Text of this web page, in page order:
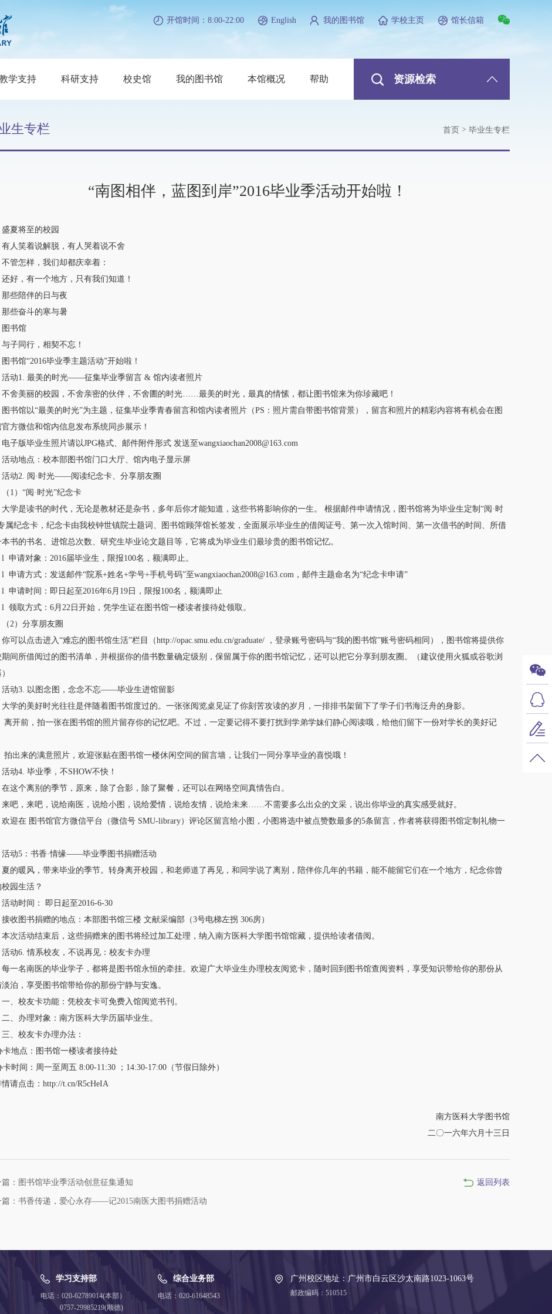
开馆时间：8:00-22:00 English 我的图书馆 学校主页 馆长信箱
资源检索
学支持 科研支持 校史馆 我的图书馆 本馆概况 帮助
生专栏 首页 > 毕业生专栏
“南图相伴，蓝图到岸”2016毕业季活动开始啦！
将至的校园
笑着说解脱，有人哭着说不舍
怎样，我们却都庆幸着：
，有一个地方，只有我们知道！
陪伴的日与夜
奋斗的寒与暑
书馆
同行，相契不忘！
馆“2016毕业季主题活动”开始啦！
1. 最美的时光——征集毕业季留言 & 馆内读者照片
美丽的校园，不舍亲密的伙伴，不舍圕的时光……最美的时光，最真的情愫，都让图书馆来为你珍藏吧！
馆以“最美的时光”为主题，征集毕业季青春留言和馆内读者照片（PS：照片需自带图书馆背景），留言和照片的精彩内容将有机会在图
方微信和馆内信息发布系统同步展示！
版毕业生照片请以JPG格式、邮件附件形式 发送至wangxiaochan2008@163.com
地点：校本部图书馆门口大厅、馆内电子显示屏
2. 阅·时光——阅读纪念卡、分享朋友圈
）“阅·时光”纪念卡
是读书的时代，无论是教材还是杂书，多年后你才能知道，这些书将影响你的一生。 根据邮件申请情况，图书馆将为毕业生定制“阅·时
属纪念卡，纪念卡由我校钟世镇院士题词、图书馆顾萍馆长签发，全面展示毕业生的借阅证号、第一次入馆时间、第一次借书的时间、所借
书的书名、进馆总次数、研究生毕业论文题目等，它将成为毕业生们最珍贵的图书馆记忆。
请对象：2016届毕业生，限报100名，额满即止。
请方式：发送邮件“院系+姓名+学号+手机号码”至wangxiaochan2008@163.com，邮件主题命名为“纪念卡申请”
请时间：即日起至2016年6月19日，限报100名，额满即止
取方式：6月22日开始，凭学生证在图书馆一楼读者接待处领取。
）分享朋友圈
以点击进入“难忘的图书馆生活”栏目（http://opac.smu.edu.cn/graduate/ ，登录账号密码与“我的图书馆”账号密码相同），图书馆将提供你
期间所借阅过的图书清单，并根据你的借书数量确定级别，保留属于你的图书馆记忆，还可以把它分享到朋友圈。（建议使用火狐或谷歌浏
3. 以图念图，念念不忘——毕业生进馆留影
的美好时光往往是伴随着图书馆度过的。一张张阅览桌见证了你刻苦攻读的岁月，一排排书架留下了学子们书海泛舟的身影。
前，拍一张在图书馆的照片留存你的记忆吧。不过，一定要记得不要打扰到学弟学妹们静心阅读哦，给他们留下一份对学长的美好记
来的满意照片，欢迎张贴在图书馆一楼休闲空间的留言墙，让我们一同分享毕业的喜悦哦！
4. 毕业季，不SHOW不快！
个离别的季节，原来，除了合影，除了聚餐，还可以在网络空间真情告白。
，来吧，说给南医，说给小图，说给爱情，说给友情，说给未来……不需要多么出众的文采，说出你毕业的真实感受就好。
在 图书馆官方微信平台（微信号 SMU-library）评论区留言给小图，小图将选中被点赞数最多的5条留言，作者将获得图书馆定制礼物一
5：书香·情缘——毕业季图书捐赠活动
暖风，带来毕业的季节。转身离开校园，和老师道了再见，和同学说了离别，陪伴你几年的书籍，能不能留它们在一个地方，纪念你曾
园生活？
时间： 即日起至2016-6-30
图书捐赠的地点：本部图书馆三楼 文献采编部（3号电梯左拐 306房）
活动结束后，这些捐赠来的图书将经过加工处理，纳入南方医科大学图书馆馆藏，提供给读者借阅。
6. 情系校友，不说再见：校友卡办理
名南医的毕业学子，都将是图书馆永恒的牵挂。欢迎广大毕业生办理校友阅览卡，随时回到图书馆查阅资料，享受知识带给你的那份从
泊，享受图书馆带给你的那份宁静与安逸。
校友卡功能：凭校友卡可免费入馆阅览书刊。
办理对象：南方医科大学历届毕业生。
校友卡办理办法：
地点：图书馆一楼读者接待处
时间：周一至周五 8:00-11:30 ；14:30-17:00（节假日除外）
请点击：http://t.cn/R5cHeIA
南方医科大学图书馆
二〇一六年六月十三日
篇：图书馆毕业季活动创意征集通知
篇：书香传递，爱心永存——记2015南医大图书捐赠活动
返回列表
学习支持部
电话：020-62789014(本部）
0757-29985219(顺德)
综合业务部
电话：020-61648543
广州校区地址：广州市白云区沙太南路1023-1063号
邮政编码：510515